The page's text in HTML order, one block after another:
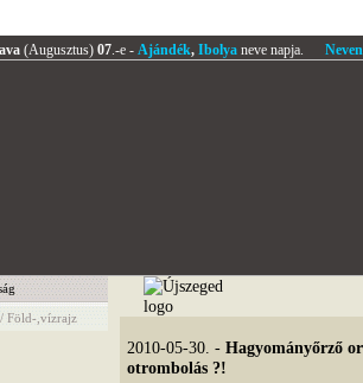
(Augusztus) 07.-e - Ajándék, Ibolyaneve napja.
Föld-,vízrajz
2010-05-30. - Hagyományőrző
otrombolás ?!